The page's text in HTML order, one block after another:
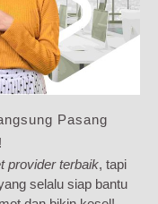
Pasang
provider terbaik, tapi
selalu siap bantu